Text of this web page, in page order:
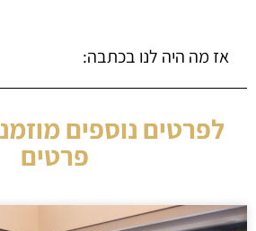
אז מה היה לנו בכתבה:
לפרטים נוספים
פרטים